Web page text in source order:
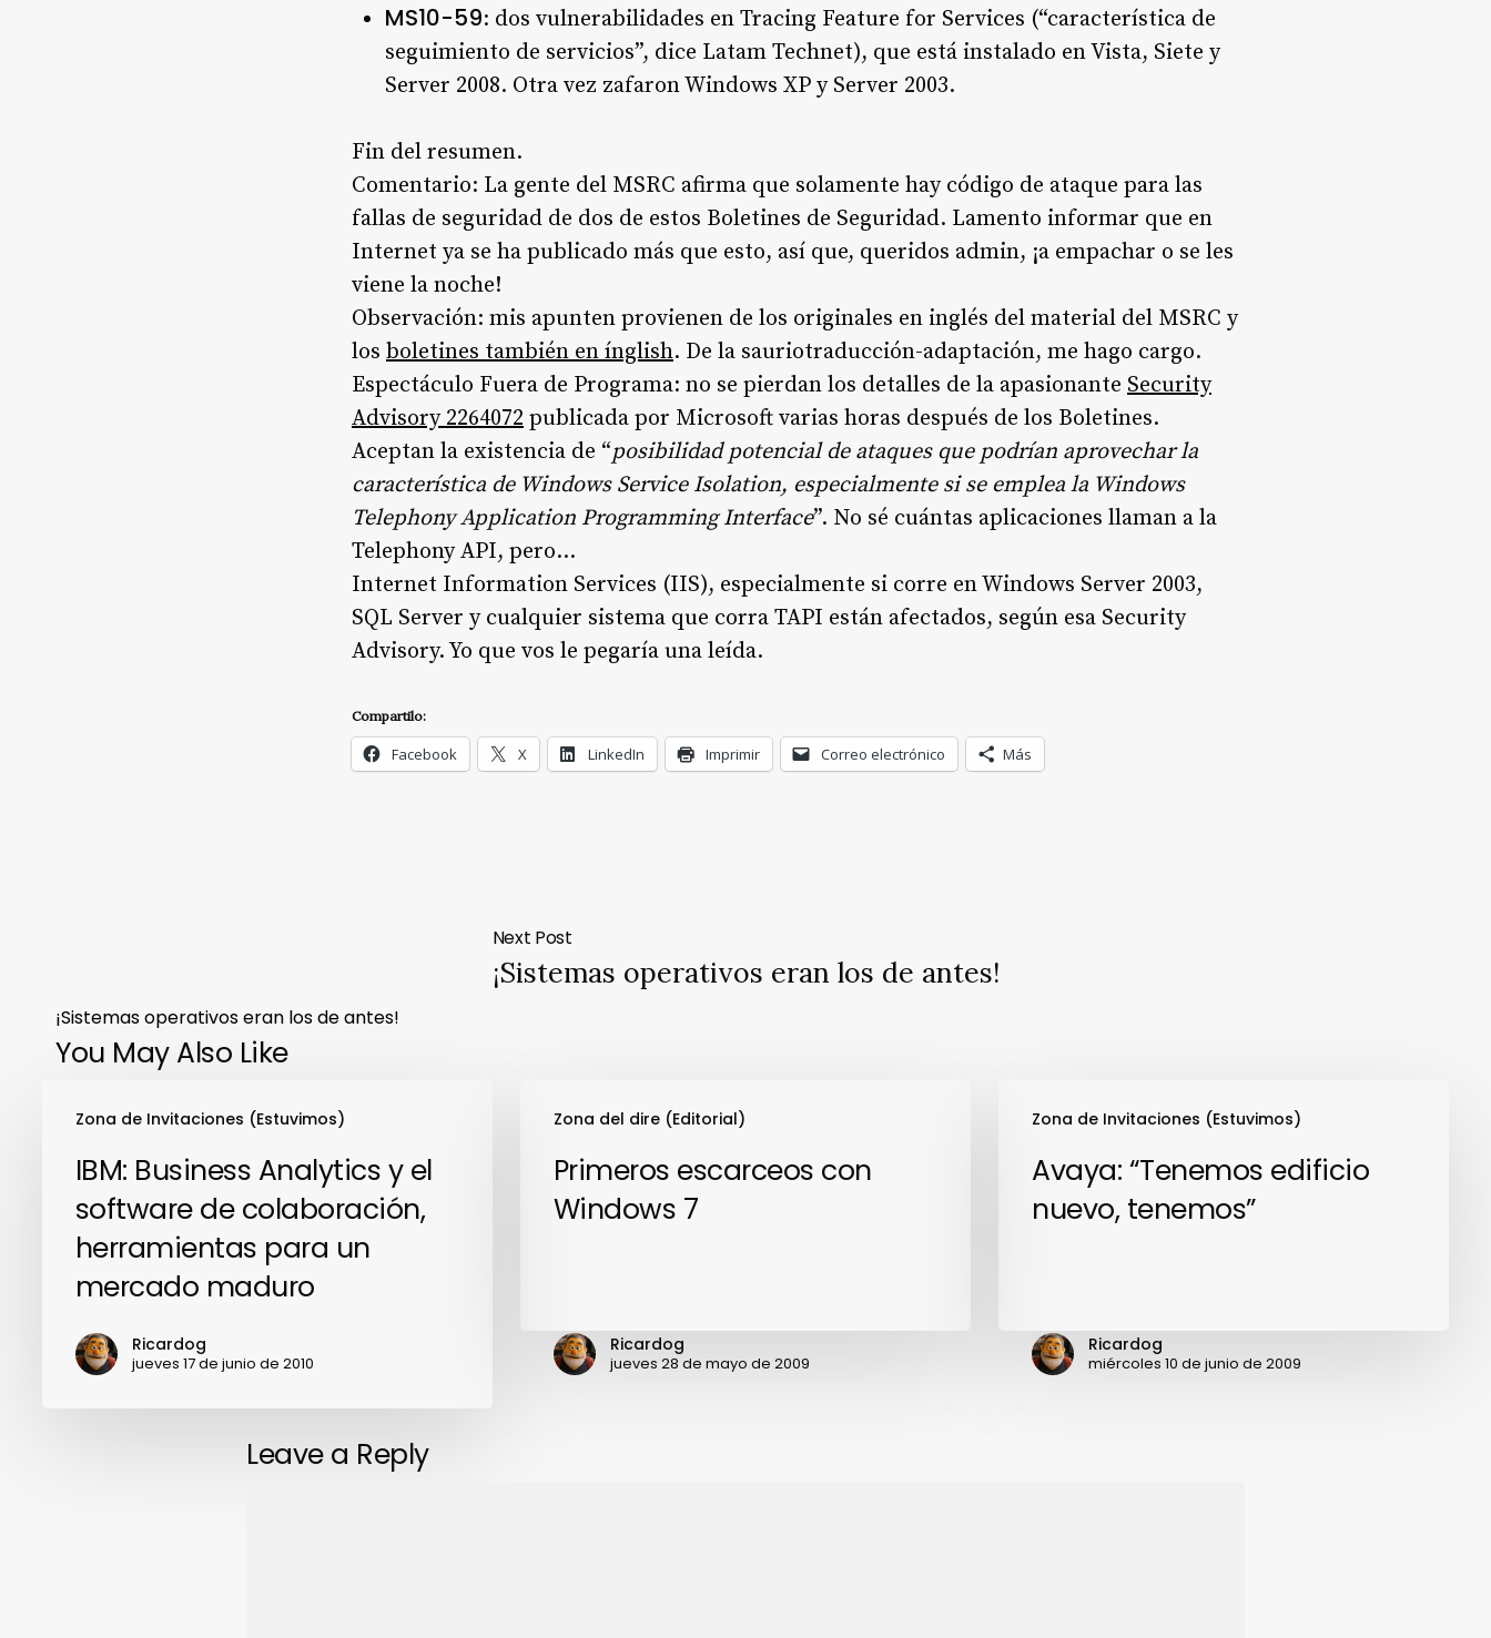
MS10-59: dos vulnerabilidades en Tracing Feature for Services (“característica de
seguimiento de servicios”, dice Latam Technet), que está instalado en Vista, Siete y
Server 2008. Otra vez zafaron Windows XP y Server 2003.
Fin del resumen.
Comentario: La gente del MSRC afirma que solamente hay código de ataque para las
fallas de seguridad de dos de estos Boletines de Seguridad. Lamento informar que en
Internet ya se ha publicado más que esto, así que, queridos admin, ¡a empachar o se les
viene la noche!
Observación: mis apunten provienen de los originales en inglés del material del MSRC y
los boletines también en ínglish. De la sauriotraducción-adaptación, me hago cargo.
Espectáculo Fuera de Programa: no se pierdan los detalles de la apasionante Security
Advisory 2264072 publicada por Microsoft varias horas después de los Boletines.
Aceptan la existencia de “posibilidad potencial de ataques que podrían aprovechar la
característica de Windows Service Isolation, especialmente si se emplea la Windows
Telephony Application Programming Interface”. No sé cuántas aplicaciones llaman a la
Telephony API, pero…
Internet Information Services (IIS), especialmente si corre en Windows Server 2003,
SQL Server y cualquier sistema que corra TAPI están afectados, según esa Security
Advisory. Yo que vos le pegaría una leída.
Compartilo:
Facebook X LinkedIn Imprimir Correo electrónico Más
Next Post
¡Sistemas operativos eran los de antes!
¡Sistemas operativos eran los de antes!
You May Also Like
Zona de Invitaciones (Estuvimos)
Business
Analytics
colaboración,
herramientas
IBM: Business Analytics y el
software de colaboración,
herramientas para un
mercado maduro
Ricardog
jueves 17 de junio de 2010
Zona del dire (Editorial)
Primeros
escarceos
Primeros escarceos con
Windows 7
Ricardog
jueves 28 de mayo de 2009
Zona de Invitaciones (Estuvimos)
Avaya:
“Tenemos
edificio
Avaya: “Tenemos edificio
nuevo, tenemos”
Ricardog
miércoles 10 de junio de 2009
Leave a Reply